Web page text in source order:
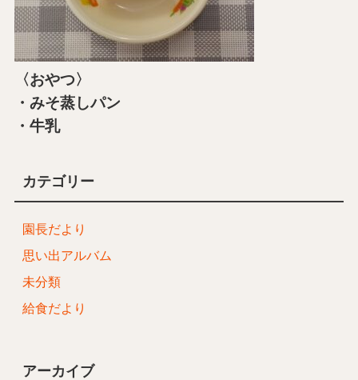
〈おやつ〉
・みそ蒸しパン
・牛乳
カテゴリー
園長だより
思い出アルバム
未分類
給食だより
アーカイブ